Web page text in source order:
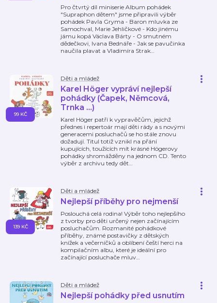
Pro čtvrtý díl miniserie Album pohádek
"Supraphon dětem" jsme připravili výběr
pohádek Pavla Gryma - Baron mluvka ze
Samochval, Marie Jehličkové - Kdo jinému
jámu kopá Václava Bárty - O smutném
dědečkovi, Ivana Bednáře - Jak se pavučinka
naučila plavat a Vladimíra Strak…
Děti a mládež
Karel Höger vypráví nejlepší
pohádky (Čapek, Němcová,
Trnka ...)
Karel Höger patří k vypravěčům, jejichž
přednes i repertoár mají děti rády a s novými
generacemi posluchačů se ho stále znovu
dožadují. Titul totiž vznikl na přání
kupujících, toužících mít krásné Högerovy
pohádky shromážděny na jednom CD. Tento
výběr z archivu tedy dět…
99 KČ
Děti a mládež
Nejlepší příběhy pro nejmenší
Poslouchá celá rodina! Výběr toho nejlepšího
z tvorby pro děti určený nejen začínajícím
posluchačům. Rozmanité pohádkové
příběhy, známé postavičky z dětských
knížek a večerníčků a oblíbení čeští herci na
kompilačním albu, které je ideální pro
začínající posluchače mluv…
139 KČ
Děti a mládež
Nejlepší pohádky před usnutím